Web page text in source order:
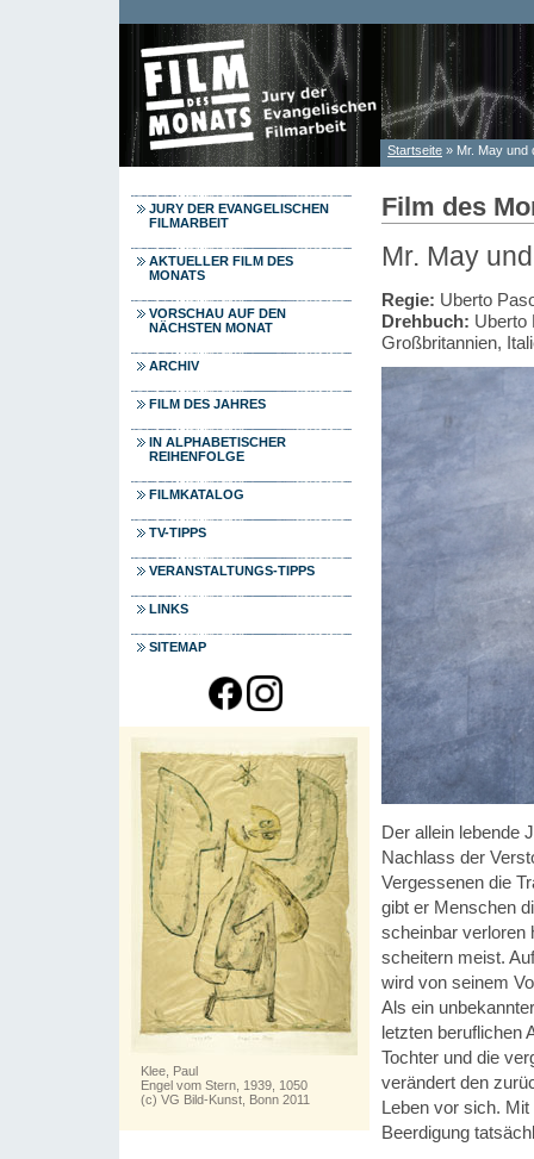
Sie sind hier
Startseite » Mr. May und
JURY DER EVANGELISCHEN
FILMARBEIT
AKTUELLER FILM DES
MONATS
VORSCHAU AUF DEN
NÄCHSTEN MONAT
ARCHIV
FILM DES JAHRES
IN ALPHABETISCHER
REIHENFOLGE
FILMKATALOG
TV-TIPPS
VERANSTALTUNGS-TIPPS
LINKS
SITEMAP
Klee, Paul
Engel vom Stern, 1939, 1050
(c) VG Bild-Kunst, Bonn 2011
Film des
Mr. May
Regie: Uberto
Drehbuch: Uberto
Großbritannien,
Der allein lebende
Nachlass der
Vergessenen die
gibt er Menschen
scheinbar verloren
scheitern meist.
wird von seinem
Als ein
letzten beruflichen
Tochter und die
verändert den
Leben vor sich.
Beerdigung